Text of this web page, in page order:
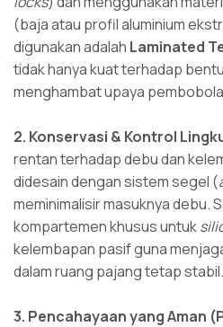
(baja atau profil aluminium
digunakan adalah Laminated
tidak hanya kuat terhadap
menghambat upaya
2. Konservasi & Kontrol
rentan terhadap debu dan
didesain dengan sistem segel (
meminimalisir masuknya debu.
kompartemen khusus untuk
kelembapan pasif guna
dalam ruang pajang tetap stabil.
3. Pencahayaan yang Aman